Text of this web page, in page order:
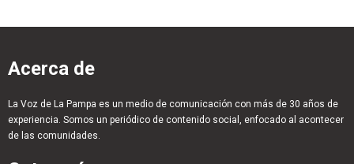
Acerca de
La Voz de La Pampa es un medio de comunicación con más de 30 años de
experiencia. Somos un periódico de contenido social, enfocado al acontecer
de las comunidades.